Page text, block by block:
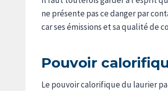
ne présente pas ce danger par
car ses émissions et sa qualité de
Pouvoir
Le pouvoir calorifique du laurier